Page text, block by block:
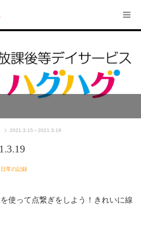
2021.3.15～2021.3.19
日常の記録
使って点繋ぎをしよう！きれいに線